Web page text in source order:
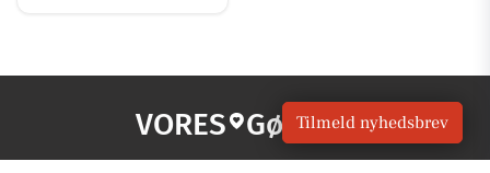
VORES Gørding
Tilmeld nyhedsbrev